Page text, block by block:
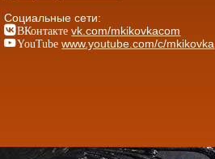
Социальные сети:
ВКонтакте vk.com/mkikovkacom
YouTube www.youtube.com/c/mkikovka